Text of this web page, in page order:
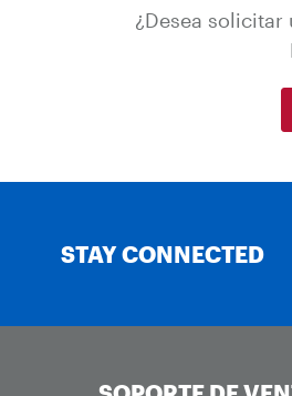
¿Desea
STAY CONNECTED